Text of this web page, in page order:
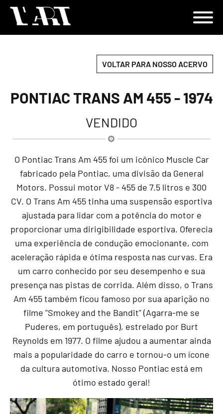
VOLTAR PARA NOSSO ACERVO
PONTIAC TRANS AM 455 - 1974
VENDIDO
O Pontiac Trans Am 455 foi um icônico Muscle Car
fabricado pela Pontiac, uma divisão da General
Motors. Possui motor V8 - 455 de 7.5 litros e 300
CV. O Trans Am 455 tinha uma suspensão esportiva
ajustada para lidar com a potência do motor e
proporcionar uma dirigibilidade esportiva. Oferecia
uma experiência de condução emocionante, com
aceleração rápida e ótima resposta nas curvas. Era
um carro conhecido por seu desempenho e sua
presença nas pistas de corrida. Além disso, o Trans
Am 455 também ficou famoso por sua aparição no
filme "Smokey and the Bandit" (Agarra-me se
Puderes, em português), estrelado por Burt
Reynolds em 1977. O filme ajudou a aumentar ainda
mais a popularidade do carro e tornou-o um ícone
da cultura automotiva. Nosso Pontiac está em
ótimo estado geral!